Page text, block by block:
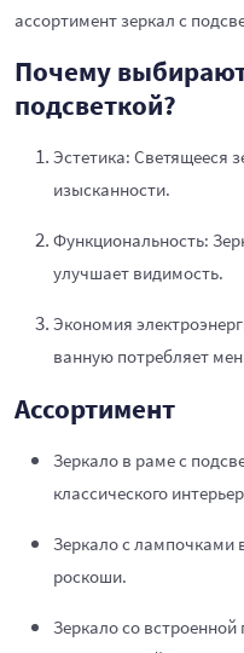
ассортимент зеркал с
Почему
подсветкой?
Эстетика: Светящееся
изысканности.
Функциональность:
улучшает видимость.
Экономия
ванную потребляет
Ассортимент
Зеркало в раме с
классического
Зеркало с лампочками
роскоши.
Зеркало со